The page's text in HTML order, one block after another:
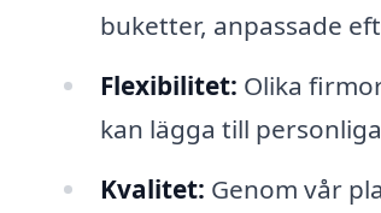
buketter, anpassade
Flexibilitet: Olika
kan lägga till
Kvalitet: Genom vår